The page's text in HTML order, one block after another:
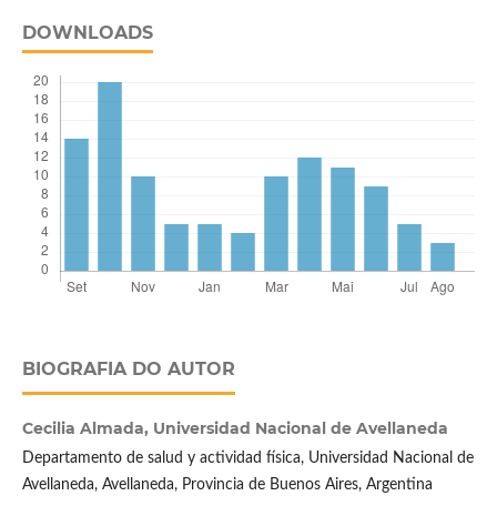
DOWNLOADS
BIOGRAFIA DO AUTOR
Cecilia Almada, Universidad Nacional de Avellaneda
Departamento de salud y actividad física, Universidad Nacional de
Avellaneda, Avellaneda, Provincia de Buenos Aires, Argentina